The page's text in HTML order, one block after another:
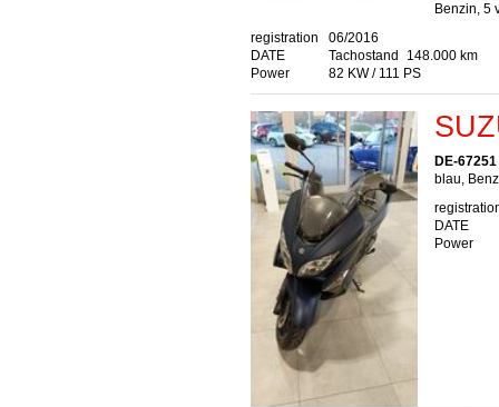
Benzin, 5
registration
DATE
06/2016
Tachostand
148.000 km
Power
82 KW / 111 PS
DE-
blau,
DATE
Power